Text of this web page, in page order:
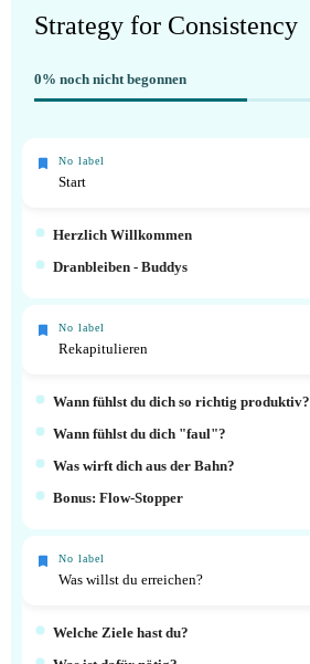
Strategy for Consistency
0% noch nicht begonnen
No label
Start
Herzlich Willkommen
Dranbleiben - Buddys
No label
Rekapitulieren
Wann fühlst du dich so richtig produktiv?
Wann fühlst du dich "faul"?
Was wirft dich aus der Bahn?
Bonus: Flow-Stopper
No label
Was willst du erreichen?
Welche Ziele hast du?